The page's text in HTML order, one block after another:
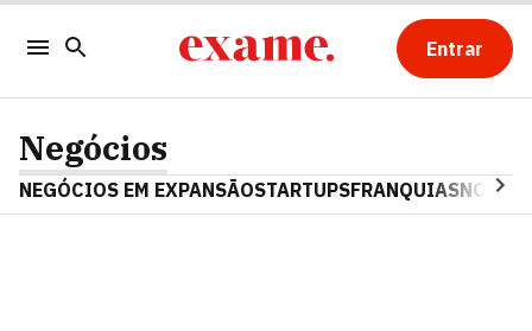
Entrar
Negócios
NEGÓCIOS EM EXPANSÃOSTARTUPSFRANQUIAS